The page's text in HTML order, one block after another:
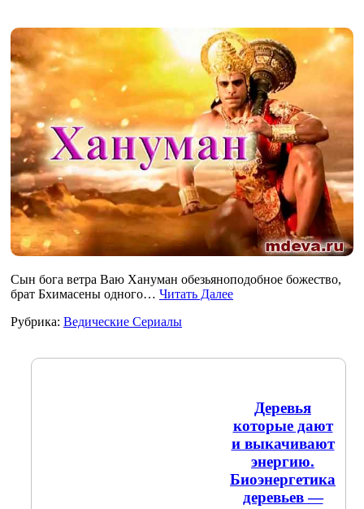
Сын бога ветра Ваю Хануман обезьяноподобное божество,
брат Бхимасены одного… Читать Далее
Рубрика: Ведические Сериалы
Деревья
которые дают
и выкачивают
энергию.
Биоэнергетика
деревьев —